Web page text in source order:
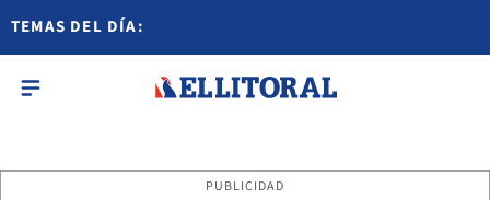
TEMAS DEL DÍA:
PUBLICIDAD